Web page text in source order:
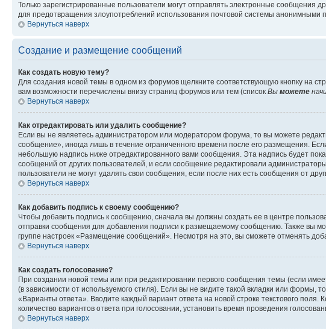
Только зарегистрированные пользователи могут отправлять электронные
для предотвращения злоупотреблений использования почтовой системы
Вернуться наверх
Создание и размещение сообщений
Как создать новую тему?
Для создания новой темы в одном из форумов щелкните соответствующую кнопку на
вам возможности перечислены внизу страниц форумов или тем (список Вы можете
Вернуться наверх
Как отредактировать или удалить сообщение?
Если вы не являетесь администратором или модератором форума, то вы можете
сообщение», иногда лишь в течение ограниченного времени после его размещения.
небольшую надпись ниже отредактированного вами сообщения. Эта надпись будет
сообщений от других пользователей, и если сообщение редактировали
пользователи не могут удалять свои сообщения, если после них есть сообщения от
Вернуться наверх
Как добавить подпись к своему сообщению?
Чтобы добавить подпись к сообщению, сначала вы должны создать ее в центре
отправки сообщения для добавления подписи к размещаемому сообщению. Также вы
группе настроек «Размещение сообщений». Несмотря на это, вы сможете отменять
Вернуться наверх
Как создать голосование?
При создании новой темы или при редактировании первого сообщения темы (если
(в зависимости от используемого стиля). Если вы не видите такой вкладки или формы,
«Варианты ответа». Вводите каждый вариант ответа на новой строке текстового
количество вариантов ответа при голосовании, установить время проведения
Вернуться наверх